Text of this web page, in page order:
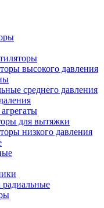
высокого давления
среднего давления
для вытяжки
низкого давления
радиальные